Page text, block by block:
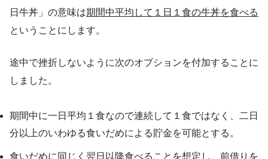
日牛丼」の意味は期間中平均して１日１食の牛丼を食べる
ということにします。
途中で挫折しないように次のオプションを付加することに
しました。
期間中に一日平均１食なので連続して１食ではなく、二日
分以上のいわゆる食いだめによる貯金を可能とする。
食いだめに同じく翌日以降食べることを想定し、前借りを